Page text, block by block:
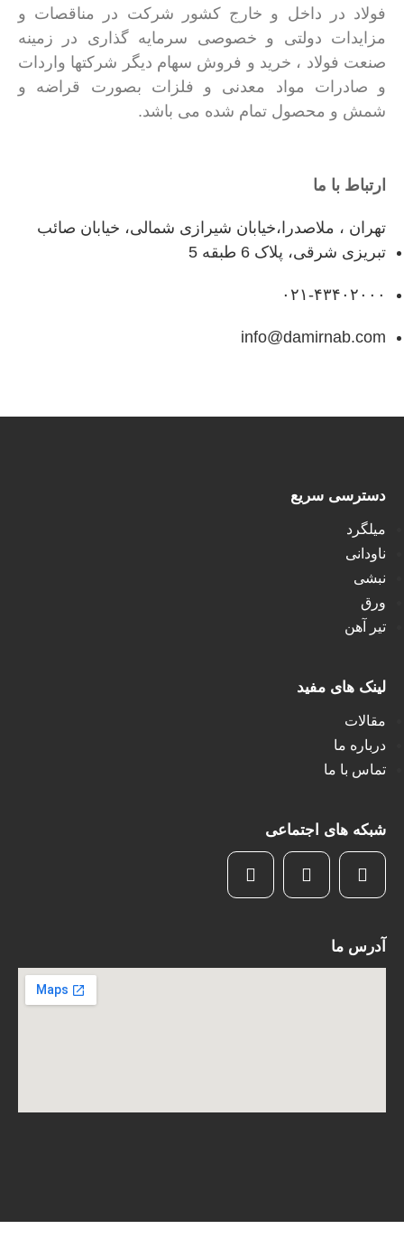
فولاد در داخل و خارج کشور شرکت در مناقصات و
مزایدات دولتی و خصوصی سرمایه گذاری در زمینه
صنعت فولاد ، خرید و فروش سهام دیگر شرکتها واردات
و صادرات مواد معدنی و فلزات بصورت قراضه و
شمش و محصول تمام شده می باشد.
ارتباط با ما
تهران ، ملاصدرا،خیابان شیرازی شمالی، خیابان صائب
تبریزی شرقی، پلاک 6 طبقه 5
۰۲۱-۴۳۴۰۲۰۰۰
info@damirnab.com
دسترسی سریع
میلگرد
ناودانی
نبشی
ورق
تیر آهن
لینک های مفید
مقالات
درباره ما
تماس با ما
شبکه های اجتماعی
آدرس ما